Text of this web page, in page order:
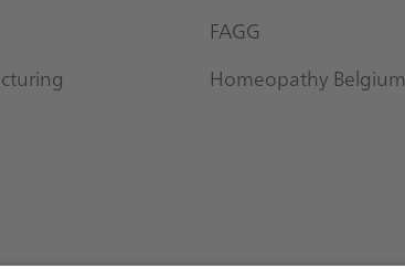
FAGG
Homeopathy Belgium